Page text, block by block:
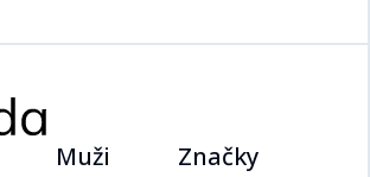
Muži Značky